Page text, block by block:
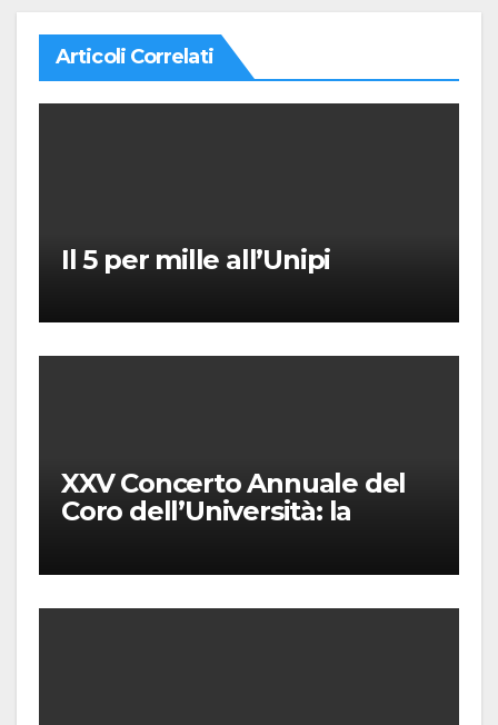
Articoli Correlati
Il 5 per mille all’Unipi
XXV Concerto Annuale del
Coro dell’Università: la
Puccini